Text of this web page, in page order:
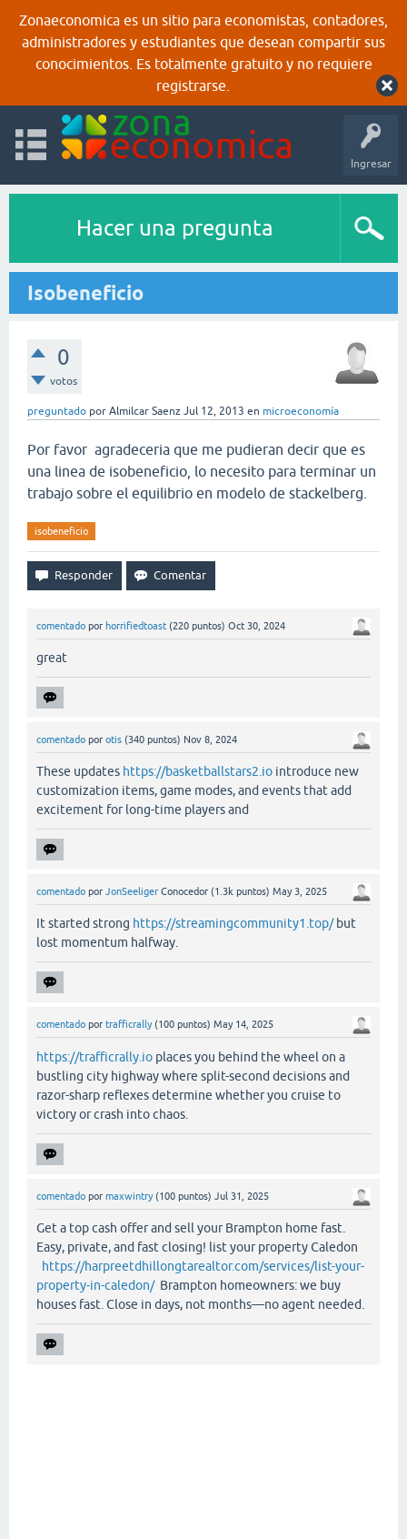
Zonaeconomica es un sitio para economistas, contadores,
administradores y estudiantes que desean compartir sus
conocimientos. Es totalmente gratuito y no requiere
registrarse.
Ingresar
Hacer una pregunta
Isobeneficio
0
votos
preguntado por Almilcar Saenz Jul 12, 2013 en microeconomía
Por favor agradeceria que me pudieran decir que es
una linea de isobeneficio, lo necesito para terminar un
trabajo sobre el equilibrio en modelo de stackelberg.
isobeneficio
comentado por horrifiedtoast (220 puntos) Oct 30, 2024
great
comentado por otis (340 puntos) Nov 8, 2024
These updates https://basketballstars2.io introduce new
customization items, game modes, and events that add
excitement for long-time players and
comentado por JonSeeliger Conocedor (1.3k puntos) May 3, 2025
It started strong https://streamingcommunity1.top/but
lost momentum halfway.
comentado por trafficrally (100 puntos) May 14, 2025
https://trafficrally.io places you behind the wheel on a
bustling city highway where split-second decisions and
razor-sharp reflexes determine whether you cruise to
victory or crash into chaos.
comentado por maxwintry (100 puntos) Jul 31, 2025
Get a top cash offer and sell your Brampton home fast.
Easy, private, and fast closing! list your property Caledon
https://harpreetdhillongtarealtor.com/services/list-your-
property-in-caledon/Brampton homeowners: we buy
houses fast. Close in days, not months—no agent needed.